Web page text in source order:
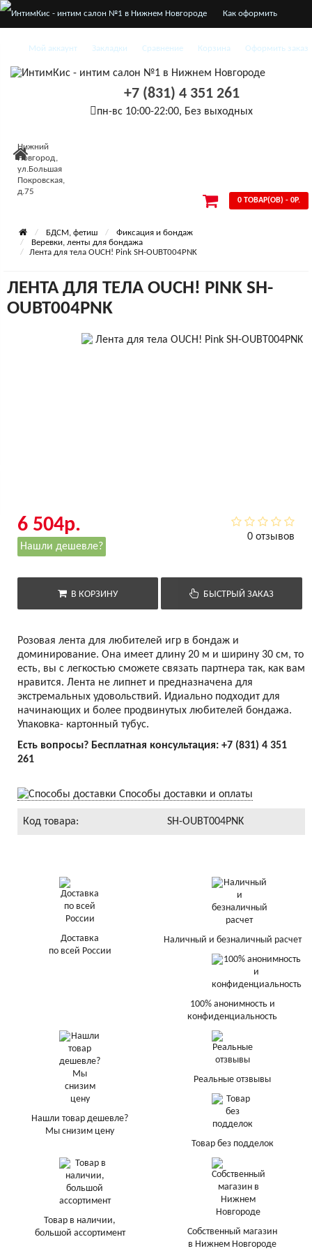
Как оформить
О нас
Доставка и оплата
Мой аккаунт Закладки Сравнение Корзина Оформить заказ
+7 (831) 4 351 261
пн-вс 10:00-22:00, Без выходных
Нижний
Новгород,
ул.Большая
Покровская,
д.75
0 ТОВАР(ОВ) - 0Р.
БДСМ, фетиш
Фиксация и бондаж
Веревки, ленты для бондажа
Лента для тела OUCH! Pink SH-OUBT004PNK
ЛЕНТА ДЛЯ ТЕЛА OUCH! PINK SH-
OUBT004PNK
0 отзывов
6 504р.
Нашли дешевле?
В КОРЗИНУ БЫСТРЫЙ ЗАКАЗ
Розовая лента для любителей игр в бондаж и
доминирование. Она имеет длину 20 м и ширину 30 см, то
есть, вы с легкостью сможете связать партнера так, как вам
нравится. Лента не липнет и предназначена для
экстремальных удовольствий. Идиально подходит для
начинающих и более продвинутых любителей бондажа.
Упаковка- картонный тубус.
Есть вопросы? Бесплатная консультация: +7 (831) 4 351
261
Способы доставки и оплаты
Код товара: SH-OUBT004PNK
Доставка
по всей России
Наличный и безналичный расчет
100% анонимность и
конфиденциальность
Нашли товар дешевле?
Мы снизим цену
Реальные отзвывы
Товар без подделок
Товар в наличии,
большой ассортимент
Собственный магазин
в Нижнем Новгороде